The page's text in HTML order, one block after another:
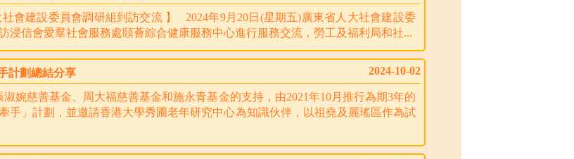
社會建設委員會調研組到訪交流 】 2024年9月20日(星期五)廣東省人大社會建設委
浸信會愛羣社會服務處頤薈綜合健康服務中心進行服務交流，勞工及福利局和社...
計劃總結分享 2024-10-02
淑婉慈善基金、周大福慈善基金和施永青基金的支持，由2021年10月推行為期3年的
牽手」計劃，並邀請香港大學秀圃老年研究中心為知識伙伴，以祖堯及麗瑤區作為試